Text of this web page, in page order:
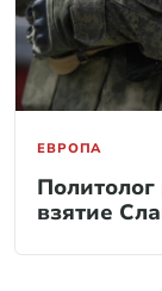
ЕВРОПА
взятие